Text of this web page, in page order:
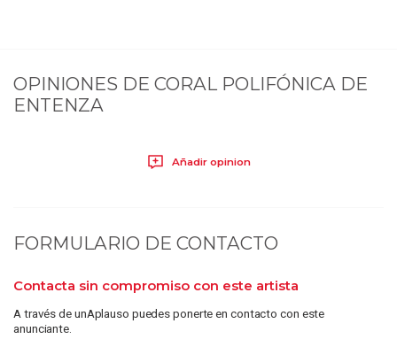
OPINIONES DE CORAL POLIFÓNICA DE
ENTENZA
Añadir opinion
FORMULARIO DE CONTACTO
Contacta sin compromiso con este artista
A través de unAplauso puedes ponerte en contacto con este
anunciante.